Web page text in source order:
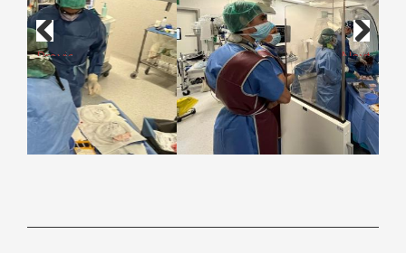
Previous Next